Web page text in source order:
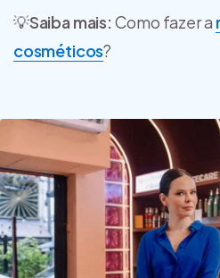
💡Saiba mais: Como fazer a
cosméticos?